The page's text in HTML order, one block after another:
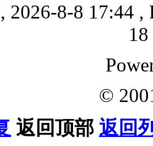
2026-8-8 17:44 ,
©
返回顶部 返回